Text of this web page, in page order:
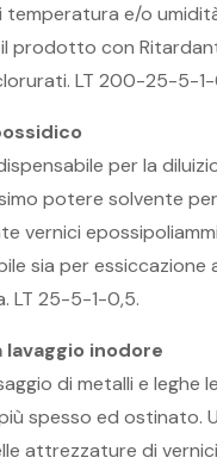
temperatura e/o
prodotto con
LT 200-25-5-
per la
potere solvente
vernici
sia per
LT 25-5-1-0,5.
lavaggio inodore
di metalli e leghe
spesso ed ostinato.
attrezzature di